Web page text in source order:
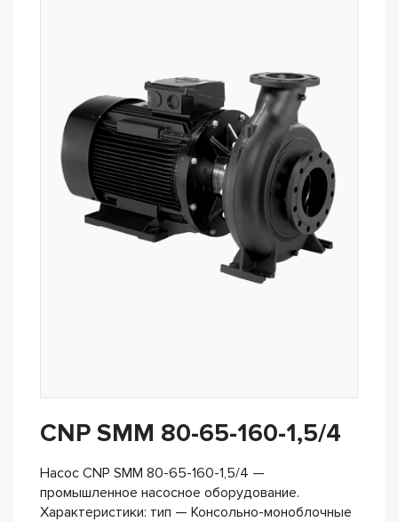
CNP SMM 80-65-160-1,5/4
Насос CNP SMM 80-65-160-1,5/4 —
промышленное насосное оборудование.
Характеристики: тип — Консольно-моноблочные